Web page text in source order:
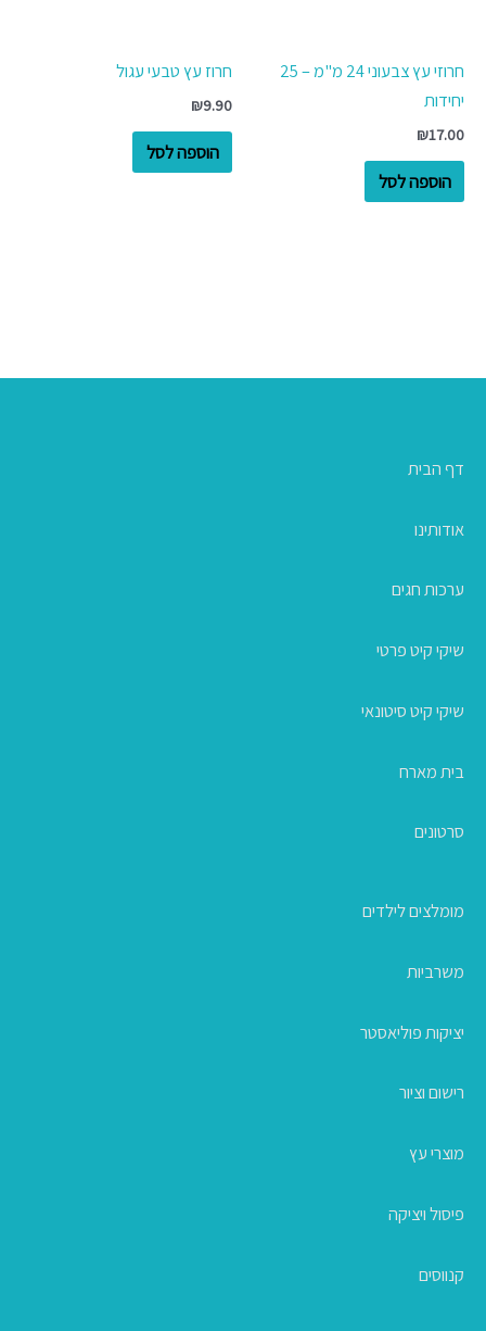
חרוזי עץ צבעוני 24 מ"מ – 25
יחידות
₪17.00
הוספה לסל
חרוז עץ טבעי עגול
₪9.90
הוספה לסל
דף הבית
אודותינו
ערכות חגים
שיקי קיט פרטי
שיקי קיט סיטונאי
בית מארח
סרטונים
מומלצים לילדים
משרביות
יציקות פוליאסטר
רישום וציור
מוצרי עץ
פיסול ויציקה
קנווסים